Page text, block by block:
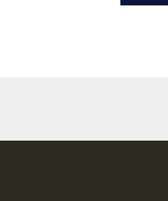
・Ｅメールのいずれかの